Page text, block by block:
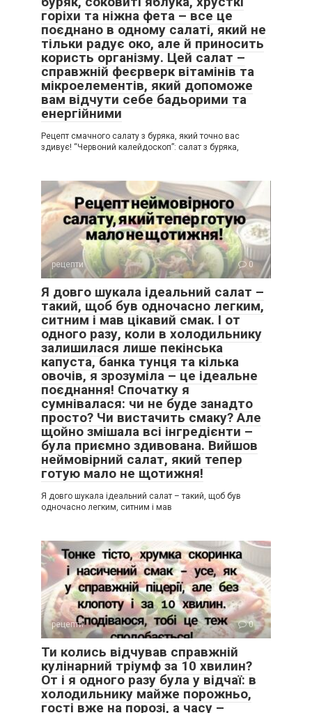
горіхи та ніжна фета – все це
поєднано в одному салаті, який не
тільки радує око, але й приносить
користь організму. Цей салат –
справжній феєрверк вітамінів та
мікроелементів, який допоможе
вам відчути себе бадьорими та
енергійними
Рецепт смачного салату з буряка, який точно вас
здивує! “Червоний калейдоскоп”: салат з буряка,
рецепти 0
Я довго шукала ідеальний салат –
такий, щоб був одночасно легким,
ситним і мав цікавий смак. І от
одного разу, коли в холодильнику
залишилася лише пекінська
капуста, банка тунця та кілька
овочів, я зрозуміла – це ідеальне
поєднання! Спочатку я
сумнівалася: чи не буде занадто
просто? Чи вистачить смаку? Але
щойно змішала всі інгредієнти –
була приємно здивована. Вийшов
неймовірний салат, який тепер
готую мало не щотижня!
Я довго шукала ідеальний салат – такий, щоб був
одночасно легким, ситним і мав
рецепти 0
Ти колись відчував справжній
кулінарний тріумф за 10 хвилин?
От і я одного разу була у відчаї: в
холодильнику майже порожньо,
гості вже на порозі, а часу –